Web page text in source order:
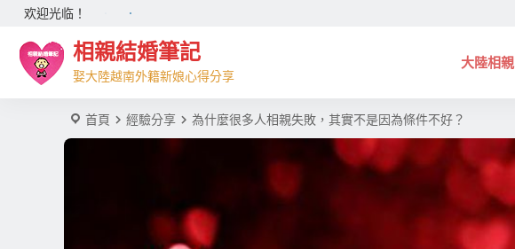
欢迎光临！
相親結婚筆記
娶大陸越南外籍新娘心得分享
大陸相親
首頁 經驗分享 為什麼很多人相親失敗，其實不是因為條件不好？